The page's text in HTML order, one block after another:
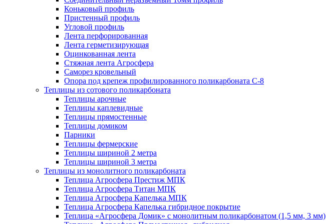
Коньковый профиль
Пристенный профиль
Угловой профиль
Лента перфорированная
Лента герметизирующая
Оцинкованная лента
Стяжная лента Агросфера
Саморез кровельный
Опора под крепеж профилированного поликарбоната С-8
Теплицы из сотового поликарбоната
Теплицы арочные
Теплицы каплевидные
Теплицы прямостенные
Теплицы домиком
Парники
Теплицы фермерские
Теплицы шириной 2 метра
Теплицы шириной 3 метра
Теплицы из монолитного поликарбоната
Теплица Агросфера Престиж МПК
Теплица Агросфера Титан МПК
Теплица Агросфера Капелька МПК
Теплица Агросфера Капелька гибридное покрытие
Теплица «Агросфера Домик» с монолитным поликарбонатом (1,5 мм, 3 мм)